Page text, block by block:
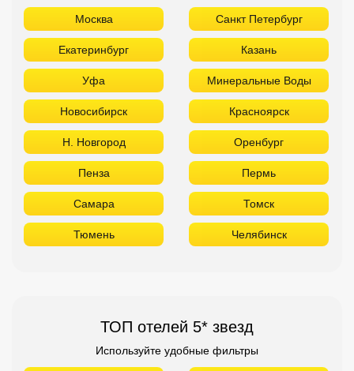
Москва Санкт Петербург
Екатеринбург Казань
Уфа Минеральные Воды
Новосибирск Красноярск
Н. Новгород Оренбург
Пенза Пермь
Самара Томск
Тюмень Челябинск
ТОП отелей 5* звезд
Используйте удобные фильтры